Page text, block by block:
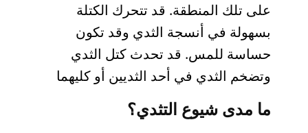
على تلك المنطقة. قد تتحرك الكتلة
بسهولة في أنسجة الثدي وقد تكون
حساسة للمس. قد تحدث كتل الثدي
وتضخم الثدي في أحد الثديين أو كليهما
ما مدى شيوع التثدي؟